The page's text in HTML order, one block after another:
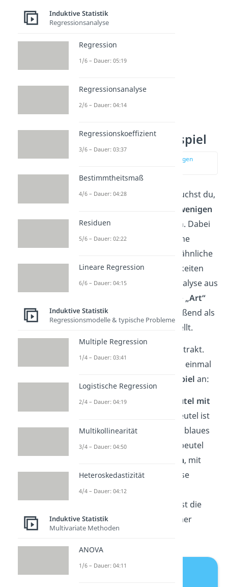
Grundidee und Beispiel
zur Stelle im Video springen
Bei der Faktorenanalyse versuchst du,
viele Ausgangsvariablen zu wenigen
Faktorenzusammenzufassen. Dabei
gehst du davon aus, dass deine
Ausgangsvariablen teilweise ähnliche
Dinge messen. Diese Ähnlichkeiten
filterst du mit der Faktorenanalyse aus
deinen Variablen heraus. Jede „Art“
der Ähnlichkeit
wird anschließend als
ein separater Faktor dargestellt.
Das klingt alles noch sehr abstrakt.
Sehen wir uns das Ganze also einmal
vereinfachten Beispiel an:
Stell dir vor, du hast
zehn Beutel mit
In jedem Beutel ist
sowohl rotes, gelbes als auch blaues
Konfetti. Diese zehn Konfettibeutel
Ausgangsvariablen, mit
denen du eine Faktorenanalyse
durchführen möchtest. Das
verschiedenfarbige Konfetti ist die
Information
, die jeweils in einer
Variablen enthalten ist.
Induktive Statistik
Regressionsanalyse
Regression
1/6 – Dauer: 05:19
Regressionsanalyse
2/6 – Dauer: 04:14
Regressionskoeffizient
3/6 – Dauer: 03:37
Bestimmtheitsmaß
4/6 – Dauer: 04:28
Residuen
5/6 – Dauer: 02:22
Lineare Regression
6/6 – Dauer: 04:15
Induktive Statistik
Regressionsmodelle & typische Probleme
Multiple Regression
1/4 – Dauer: 03:41
Logistische Regression
2/4 – Dauer: 04:19
Multikollinearität
3/4 – Dauer: 04:50
Heteroskedastizität
4/4 – Dauer: 04:12
Induktive Statistik
Multivariate Methoden
ANOVA
1/6 – Dauer: 04:11